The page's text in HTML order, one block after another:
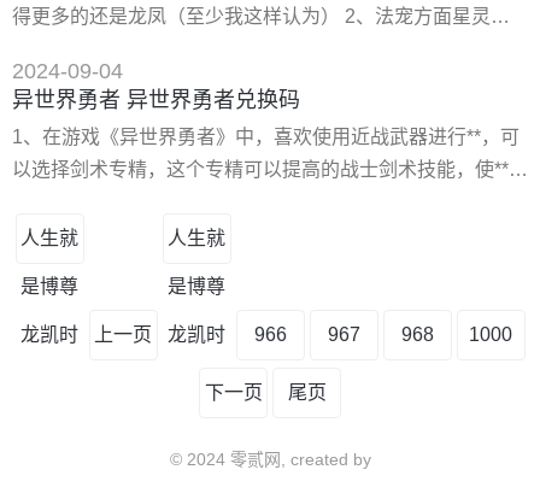
100，速度100，物攻55赛尔号力量试炼的对战对手是80级的
得更多的还是龙凤（至少我这样认为） 2、法宠方面星灵、
打不少的书，除了在成长方面略胜一筹，其他实在没什么优
势。和龙、凤相比，并没有什么太突出的特色。那么到75就
完全没必要换法宠。所以到了89的比武时，往往出现的依旧
是龙凤。只是攻宠多了个芙蓉和巡游。 3、与75级的攻宠相
2024-09-04
异世界勇者 异世界勇者兑换码
1、在游戏《异世界勇者》中，喜欢使用近战武器进行**，可
以选择剑术专精，这个专精可以提高的战士剑术技能，使**更
可以提高战士的**力和生命值，但会降低战士的防御力，这个
签: rpg手游异世界勇者异世界勇者游戏打造全新的异世界冒
险世界，各种不同类型风格的冒险等待着大家来挑战
人生就
是博尊
龙凯时 上一页
人生就
是博尊
龙凯时 966 967 968 1000
下一页 尾页
© 2024 零贰网, created by